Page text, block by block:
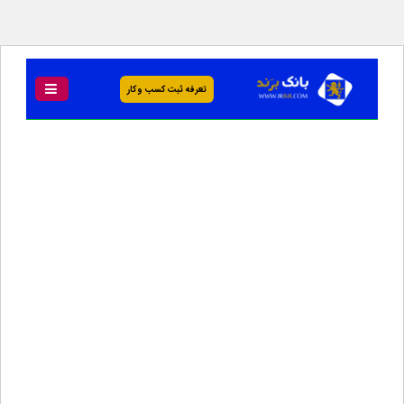
تعرفه ثبت کسب و کار